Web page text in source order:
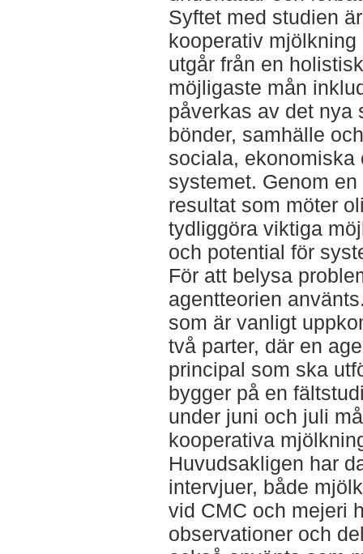
Syftet med studien
kooperativ
utgår från en
möjligaste mån
påverkas av det nya
bönder, samhälle
sociala,
systemet. Genom
resultat som möter
tydliggöra viktiga
och potential för
För att belysa
agentteorien
som är vanligt
två parter, där en
principal som ska
bygger på en
under juni och juli
kooperativa
Huvudsakligen har
intervjuer, både
vid CMC och mejeri
observationer och